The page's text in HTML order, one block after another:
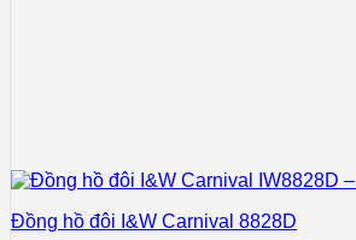
Đồng hồ đôi I&W Carnival 8828D